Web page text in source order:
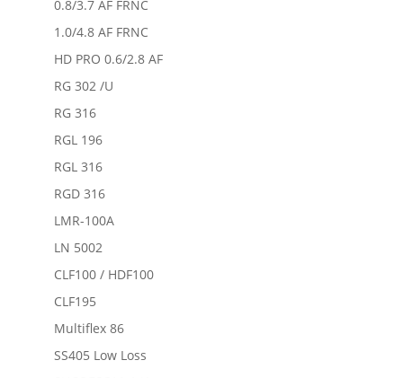
0.8/3.7 AF FRNC
1.0/4.8 AF FRNC
HD PRO 0.6/2.8 AF
RG 302 /U
RG 316
RGL 196
RGL 316
RGD 316
LMR-100A
LN 5002
CLF100 / HDF100
CLF195
Multiflex 86
SS405 Low Loss